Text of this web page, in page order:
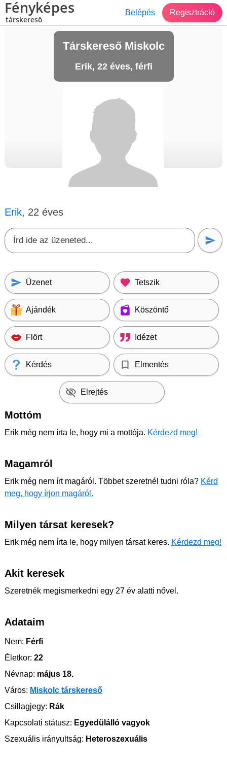
Fényképes
társkereső
Belépés Regisztráció
Társkereső Miskolc
Erik, 22 éves, férfi
Erik, 22 éves
Üzenet Tetszik
Ajándék Köszöntő
Flört Idézet
Kérdés Elmentés
Elrejtés
Mottóm
Erik még nem írta le, hogy mi a mottója. Kérdezd meg!
Magamról
Erik még nem írt magáról. Többet szeretnél tudni róla? Kérd
meg, hogy írjon magáról.
Milyen társat keresek?
Erik még nem írta le, hogy milyen társat keres. Kérdezd meg!
Akit keresek
Szeretnék megismerkedni egy 27 év alatti nővel.
Adataim
Nem: Férfi
Életkor: 22
Névnap: május 18.
Város: Miskolc társkereső
Csillagjegy: Rák
Kapcsolati státusz: Egyedülálló vagyok
Szexuális irányultság: Heteroszexuális